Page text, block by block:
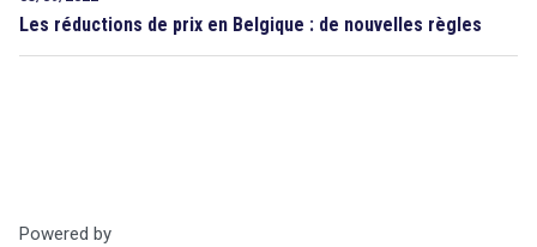
Les réductions de prix en Belgique : de nouvelles règles
Powered by